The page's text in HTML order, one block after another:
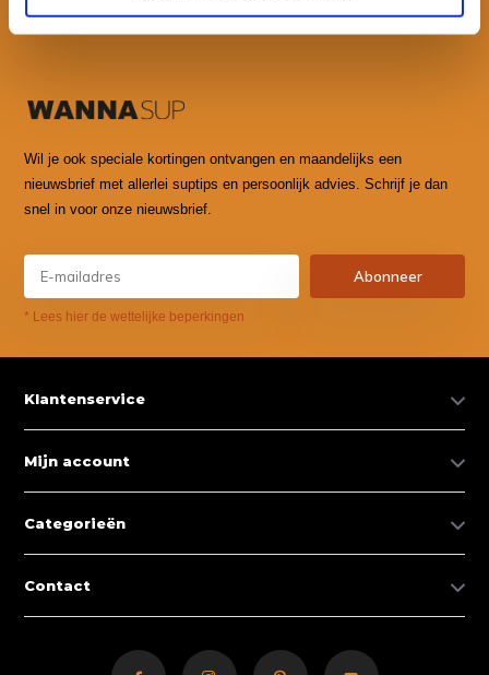
Wil je ook speciale kortingen ontvangen en maandelijks een
nieuwsbrief met allerlei suptips en persoonlijk advies. Schrijf je dan
snel in voor onze nieuwsbrief.
Abonneer
* Lees hier de wettelijke beperkingen
Klantenservice
Mijn account
Categorieën
Contact